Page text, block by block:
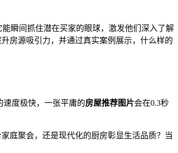
瞬间抓住潜在买家的眼球，激发他们深入了解
升房源吸引力，并通过真实案例展示，什么样的
度极快，一张平庸的房屋推荐图片会在0.3秒
庭聚会，还是现代化的厨房彰显生活品质？当